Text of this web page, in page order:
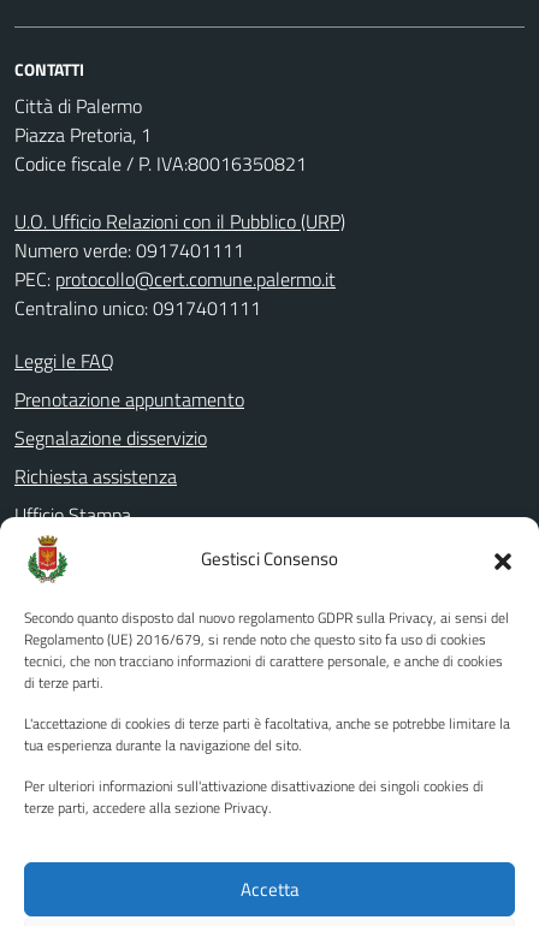
Gestisci Consenso
Secondo quanto disposto dal nuovo regolamento GDPR sulla Privacy, ai sensi del
Regolamento (UE) 2016/679, si rende noto che questo sito fa uso di cookies
tecnici, che non tracciano informazioni di carattere personale, e anche di cookies
di terze parti.
L'accettazione di cookies di terze parti è facoltativa, anche se potrebbe limitare la
tua esperienza durante la navigazione del sito.
Per ulteriori informazioni sull'attivazione disattivazione dei singoli cookies di
terze parti, accedere alla sezione Privacy.
Accetta
CONTATTI
Città di Palermo
Piazza Pretoria, 1
Codice fiscale / P. IVA:80016350821
U.O. Ufficio Relazioni con il Pubblico (URP)
Numero verde: 0917401111
PEC: protocollo@cert.comune.palermo.it
Centralino unico: 0917401111
Leggi le FAQ
Prenotazione appuntamento
Segnalazione disservizio
Richiesta assistenza
Ufficio Stampa
Amministrazione Trasparente
Albo pretorio
Informativa privacy
Note legali
Piano di miglioramento del sito
Instagram